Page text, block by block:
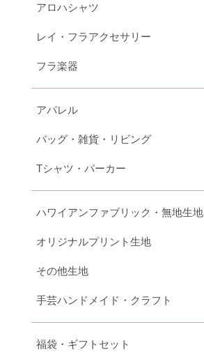
アロハシャツ
レイ・フラアクセサリー
フラ楽器
アパレル
バッグ・雑貨・リビング
Tシャツ・パーカー
ハワイアンファブリック・無地生地
オリジナルプリント生地
その他生地
手芸ハンドメイド・クラフト
福袋・ギフトセット